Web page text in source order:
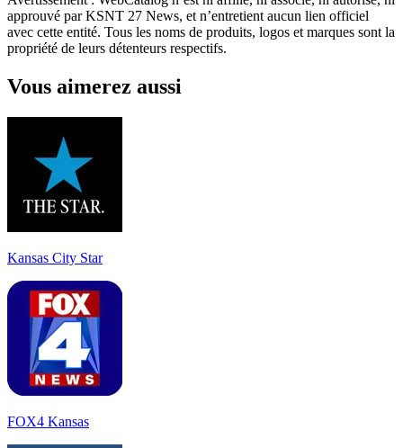
approuvé par KSNT 27 News, et n’entretient aucun lien officiel
avec cette entité. Tous les noms de produits, logos et marques sont la
propriété de leurs détenteurs respectifs.
Vous aimerez aussi
Kansas City Star
FOX4 Kansas